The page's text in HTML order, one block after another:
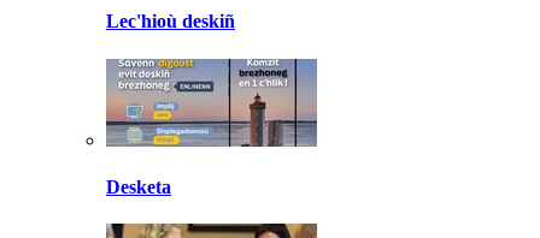
Lec'hioù deskiñ
Desketa